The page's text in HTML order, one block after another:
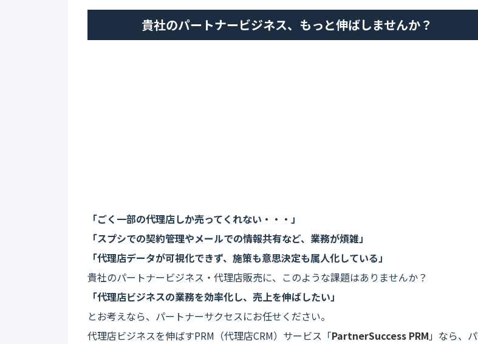
貴社のパートナービジネス、もっと伸ばしませんか？
「ごく一部の代理店しか売ってくれない・・・」
「スプシでの契約管理やメールでの情報共有など、業務が煩雑」
「代理店データが可視化できず、施策も意思決定も属人化している」
貴社のパートナービジネス・代理店販売に、このような課題はありませんか？
「代理店ビジネスの業務を効率化し、売上を伸ばしたい」
とお考えなら、パートナーサクセスにお任せください。
代理店ビジネスを伸ばすPRM（代理店CRM）サービス「PartnerSuccess PRM」なら、パ